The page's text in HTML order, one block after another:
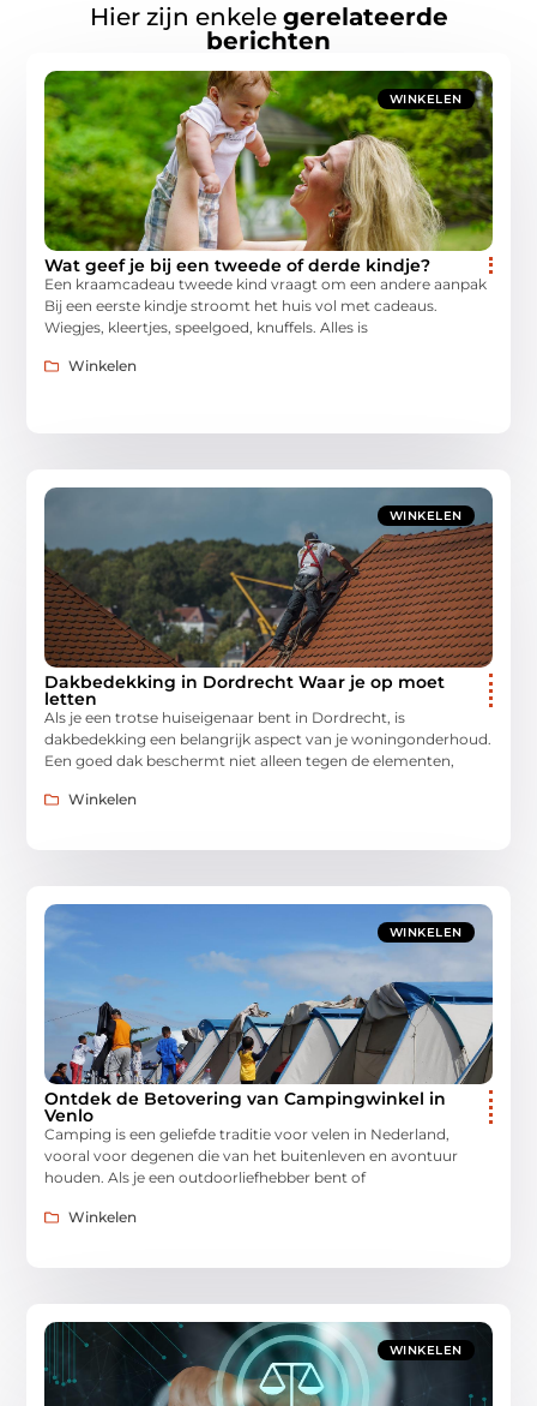
Hier zijn enkele gerelateerde
berichten
WINKELEN
Wat geef je bij een tweede of derde kindje?
Een kraamcadeau tweede kind vraagt om een andere aanpak
Bij een eerste kindje stroomt het huis vol met cadeaus.
Wiegjes, kleertjes, speelgoed, knuffels. Alles is
Winkelen
WINKELEN
Dakbedekking in Dordrecht Waar je op moet
letten
Als je een trotse huiseigenaar bent in Dordrecht, is
dakbedekking een belangrijk aspect van je woningonderhoud.
Een goed dak beschermt niet alleen tegen de elementen,
Winkelen
WINKELEN
Ontdek de Betovering van Campingwinkel in
Venlo
Camping is een geliefde traditie voor velen in Nederland,
vooral voor degenen die van het buitenleven en avontuur
houden. Als je een outdoorliefhebber bent of
Winkelen
WINKELEN